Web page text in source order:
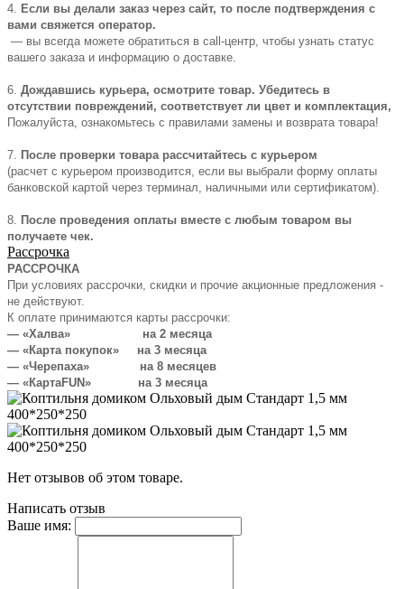
4.
Если вы делали заказ через сайт, то после подтверждения с
вами свяжется оператор.
— вы всегда можете обратиться в call-центр, чтобы узнать статус
вашего заказа и информацию о доставке.
6. Дождавшись курьера, осмотрите товар. Убедитесь в
отсутствии повреждений, соответствует ли цвет и комплектация,
Пожалуйста, ознакомьтесь с правилами замены и возврата товара!
7.
После проверки товара рассчитайтесь с курьером
(расчет с курьером производится, если вы выбрали форму оплаты
банковской картой через терминал, наличными или сертификатом).
8.
После проведения оплаты вместе с любым товаром вы
получаете чек.
Рассрочка
РАССРОЧКА
При условиях рассрочки, скидки и прочие акционные предложения -
не действуют.
К оплате принимаются карты рассрочки:
— «Халва» на 2 месяца
— «Карта покупок» на 3 месяца
— «Черепаха» на 8 месяцев
— «КартаFUN» на 3 месяца
Нет отзывов об этом товаре.
Написать отзыв
Ваше имя: